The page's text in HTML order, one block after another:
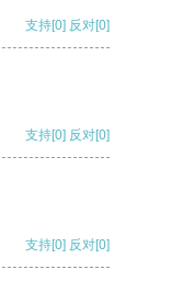
支持[0] 反对[0]
支持[0] 反对[0]
支持[0] 反对[0]